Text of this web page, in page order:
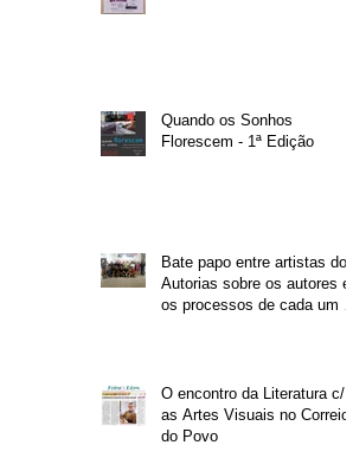
Quando os Sonhos
Florescem - 1ª Edição
Bate papo entre artistas do
Autorias sobre os autores e
os processos de cada um -
O encontro da Literatura c/
as Artes Visuais no Correio
do Povo